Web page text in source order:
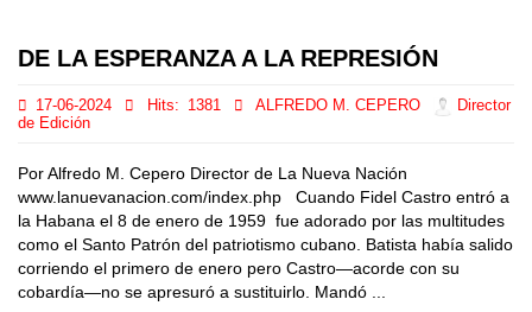
DE LA ESPERANZA A LA REPRESIÓN
17-06-2024 Hits: 1381 ALFREDO M. CEPERO
Director
de Edición
Por Alfredo M. Cepero Director de La Nueva Nación
www.lanuevanacion.com/index.php Cuando Fidel Castro entró a
la Habana el 8 de enero de 1959 fue adorado por las multitudes
como el Santo Patrón del patriotismo cubano. Batista había salido
corriendo el primero de enero pero Castro—acorde con su
cobardía—no se apresuró a sustituirlo. Mandó ...